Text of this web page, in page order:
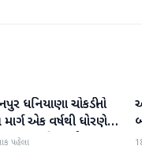
ધનિયાણા ચોકડીનો
એક વર્ષથી ધોરણે:
પછી રસ્તો ન
પહેલા